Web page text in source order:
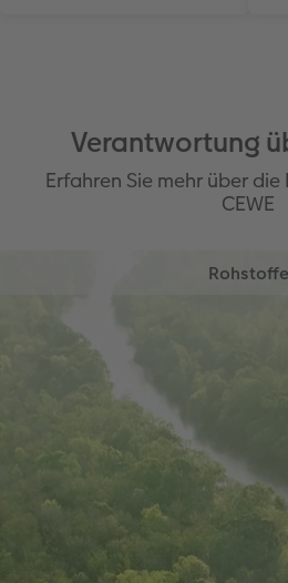
Verantwortung
Erfahren Sie mehr über
CEWE
Rohstoffe
CEWE verwendet für